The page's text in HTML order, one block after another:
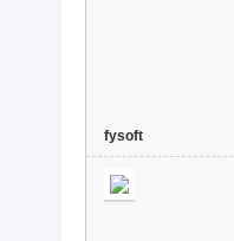
fysoft